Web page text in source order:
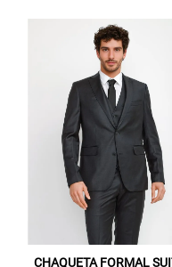
CHAQUETA FORMAL
compra.